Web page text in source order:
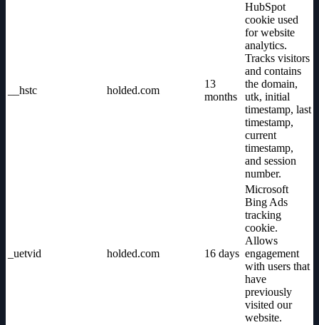
__hstc holded.com
13
months
HubSpot
cookie used
for website
analytics.
Tracks visitors
and contains
the domain,
utk, initial
timestamp, last
timestamp,
current
timestamp,
and session
number.
_uetvid holded.com 16 days
Microsoft
Bing Ads
tracking
cookie.
Allows
engagement
with users that
have
previously
visited our
website.